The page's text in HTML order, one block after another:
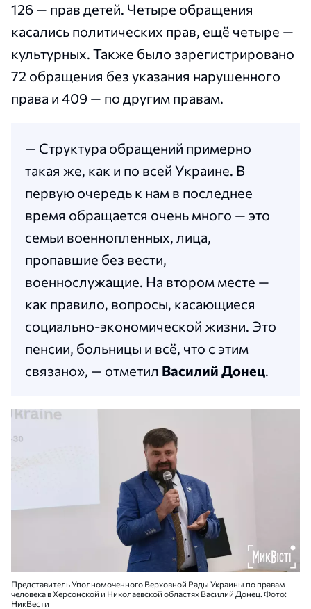
126 — прав детей. Четыре обращения
касались политических прав, ещё четыре —
культурных. Также было зарегистрировано
72 обращения без указания нарушенного
права и 409 — по другим правам.
— Структура обращений примерно
такая же, как и по всей Украине. В
первую очередь к нам в последнее
время обращается очень много — это
семьи военнопленных, лица,
пропавшие без вести,
военнослужащие. На втором месте —
как правило, вопросы, касающиеся
социально-экономической жизни. Это
пенсии, больницы и всё, что с этим
связано», — отметил Василий Донец.
Представитель Уполномоченного Верховной Рады Украины по правам
человека в Херсонской и Николаевской областях Василий Донец. Фото:
НикВести